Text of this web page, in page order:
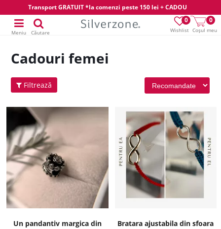
Transport GRATUIT *la comenzi peste 150 lei + CADOU
Wishlist
0
Coșul meu
0
Meniu Căutare
Cadouri femei
Filtrează
Un pandantiv margica din
Bratara ajustabila din sfoara